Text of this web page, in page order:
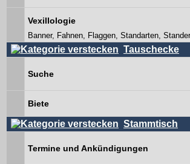
Vexillologie
Banner, Fahnen, Flaggen, Standarten,
Tauschecke
Suche
Biete
Stammtisch
Termine und Ankündigungen